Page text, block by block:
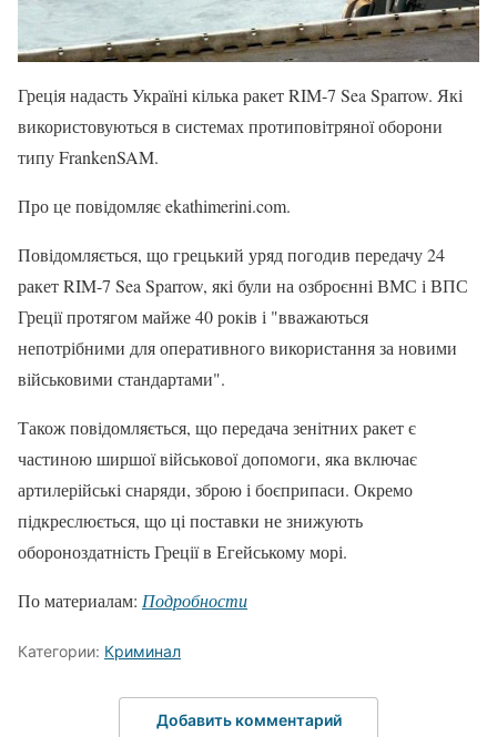
Греція надасть Україні кілька ракет RIM-7 Sea Sparrow. Які
використовуються в системах протиповітряної оборони
типу FrankenSAM.
Про це повідомляє ekathimerini.com.
Повідомляється, що грецький уряд погодив передачу 24
ракет RIM-7 Sea Sparrow, які були на озброєнні ВМС і ВПС
Греції протягом майже 40 років і "вважаються
непотрібними для оперативного використання за новими
військовими стандартами".
Також повідомляється, що передача зенітних ракет є
частиною ширшої військової допомоги, яка включає
артилерійські снаряди, зброю і боєприпаси. Окремо
підкреслюється, що ці поставки не знижують
обороноздатність Греції в Егейському морі.
По материалам: Подробности
Категории: Криминал
Добавить комментарий